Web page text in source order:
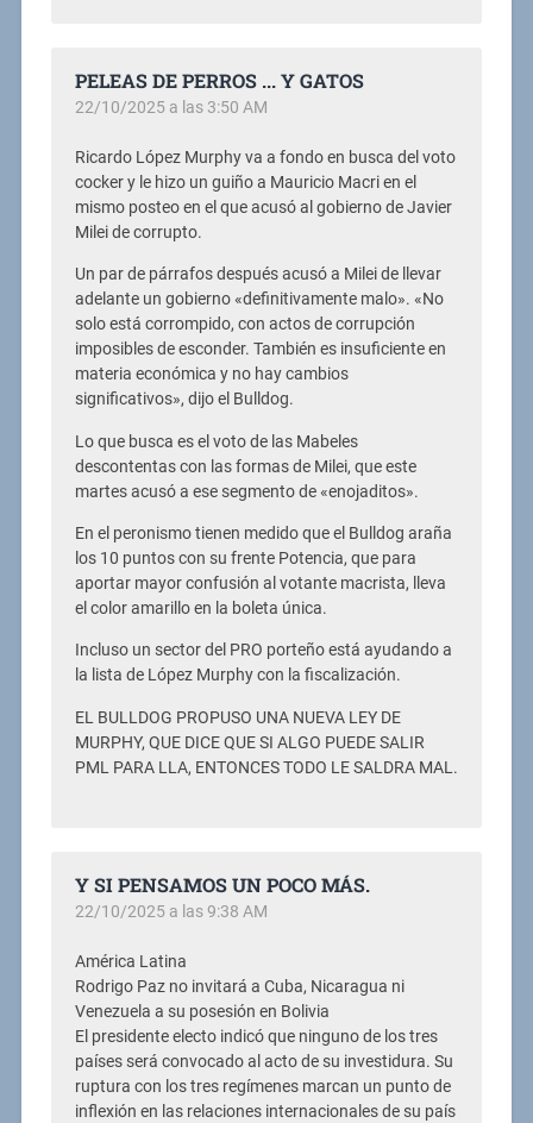
PELEAS DE PERROS ... Y GATOS
22/10/2025 a las 3:50 AM
Ricardo López Murphy va a fondo en busca del voto
cocker y le hizo un guiño a Mauricio Macri en el
mismo posteo en el que acusó al gobierno de Javier
Milei de corrupto.
Un par de párrafos después acusó a Milei de llevar
adelante un gobierno «definitivamente malo». «No
solo está corrompido, con actos de corrupción
imposibles de esconder. También es insuficiente en
materia económica y no hay cambios
significativos», dijo el Bulldog.
Lo que busca es el voto de las Mabeles
descontentas con las formas de Milei, que este
martes acusó a ese segmento de «enojaditos».
En el peronismo tienen medido que el Bulldog araña
los 10 puntos con su frente Potencia, que para
aportar mayor confusión al votante macrista, lleva
el color amarillo en la boleta única.
Incluso un sector del PRO porteño está ayudando a
la lista de López Murphy con la fiscalización.
EL BULLDOG PROPUSO UNA NUEVA LEY DE
MURPHY, QUE DICE QUE SI ALGO PUEDE SALIR
PML PARA LLA, ENTONCES TODO LE SALDRA MAL.
Y SI PENSAMOS UN POCO MÁS.
22/10/2025 a las 9:38 AM
América Latina
Rodrigo Paz no invitará a Cuba, Nicaragua ni
Venezuela a su posesión en Bolivia
El presidente electo indicó que ninguno de los tres
países será convocado al acto de su investidura. Su
ruptura con los tres regímenes marcan un punto de
inflexión en las relaciones internacionales de su país